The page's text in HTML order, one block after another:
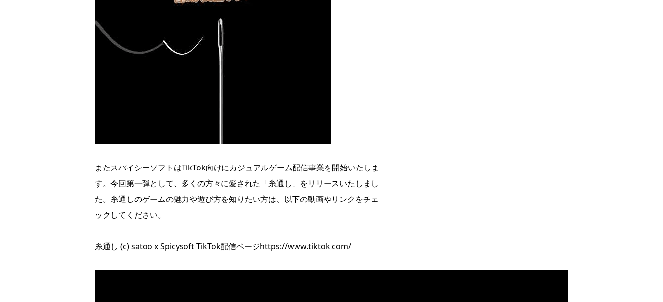
またスパイシーソフトはTikTok向けにカジュアルゲーム配信事業を開始いたしま
す。今回第一弾として、多くの方々に愛された「糸通し」をリリースいたしまし
た。糸通しのゲームの魅力や遊び方を知りたい方は、以下の動画やリンクをチェ
ックしてください。
糸通し (c) satoo x Spicysoft TikTok配信ページhttps://www.tiktok.com/